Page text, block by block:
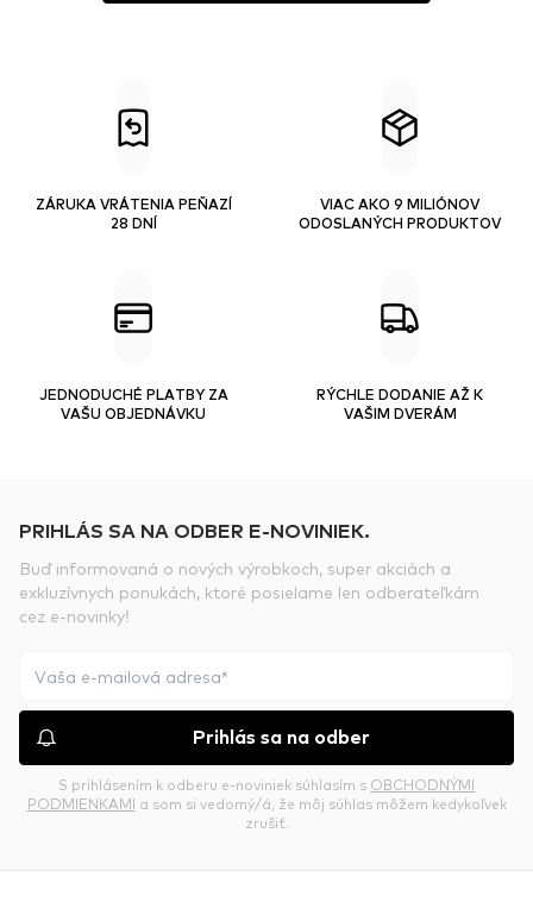
ZÁRUKA VRÁTENIA PEŇAZÍ
28 DNÍ
VIAC AKO 9 MILIÓNOV
ODOSLANÝCH PRODUKTOV
JEDNODUCHÉ PLATBY ZA
VAŠU OBJEDNÁVKU
RÝCHLE DODANIE AŽ K
VAŠIM DVERÁM
PRIHLÁS SA NA ODBER E-NOVINIEK.
Buď informovaná o nových výrobkoch, super akciách a
exkluzívnych ponukách, ktoré posielame len odberateľkám
cez e-novinky!
Prihlás sa na odber
S prihlásením k odberu e-noviniek súhlasím s OBCHODNÝMI
PODMIENKAMI a som si vedomý/á, že môj súhlas môžem kedykoľvek
zrušiť.